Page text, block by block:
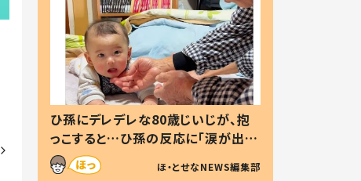
ひ孫にデレデレな80歳じいじが、抱
っこすると…ひ孫の反応に「涙が出ま
した」「可愛くて仕方ない」
ほ・とせなNEWS編集部